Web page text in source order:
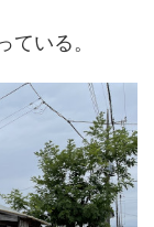
いる。